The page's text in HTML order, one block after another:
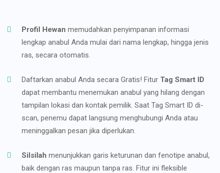
Profil Hewan memudahkan penyimpanan informasi
lengkap anabul Anda mulai dari nama lengkap, hingga jenis
ras, secara otomatis.
Daftarkan anabul Anda secara Gratis! Fitur Tag Smart ID
dapat membantu menemukan anabul yang hilang dengan
tampilan lokasi dan kontak pemilik. Saat Tag Smart ID di-
scan, penemu dapat langsung menghubungi Anda atau
meninggalkan pesan jika diperlukan.
Silsilah menunjukkan garis keturunan dan fenotipe anabul,
baik dengan ras maupun tanpa ras. Fitur ini fleksible